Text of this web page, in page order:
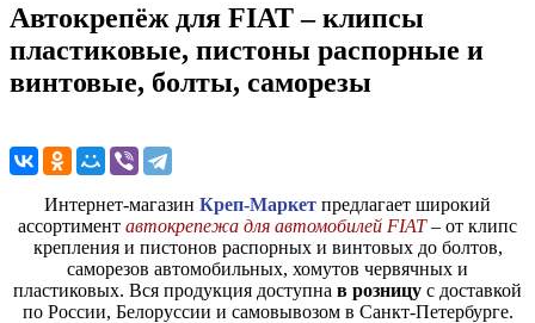
Автокрепёж для FIAT – клипсы
пластиковые, пистоны распорные и
винтовые, болты, саморезы
Интернет-магазин Креп-Маркет предлагает широкий
ассортимент автокрепежа для автомобилей FIAT– от клипс
крепления и пистонов распорных и винтовых до болтов,
саморезов автомобильных, хомутов червячных и
пластиковых. Вся продукция доступна в розницу с доставкой
по России, Белоруссии и самовывозом в Санкт-Петербурге.